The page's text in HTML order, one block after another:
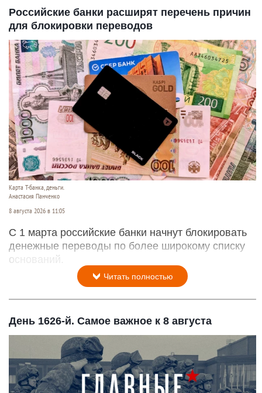
Российские банки расширят перечень причин
для блокировки переводов
Карта Т-банка, деньги.
Анастасия Панченко
8 августа 2026 в 11:05
С 1 марта российские банки начнут блокировать
денежные переводы по более широкому списку
оснований.
Читать полностью
День 1626-й. Самое важное к 8 августа